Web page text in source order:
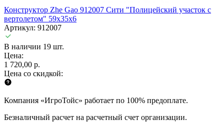
Конструктор Zhe Gao 912007 Сити "Полицейский участок с
вертолетом" 59х35х6
Артикул: 912007
В наличии 19 шт.
Цена:
1 720,00 р.
Цена со скидкой:
Компания «ИгроТойс» работает по 100% предоплате.
Безналичный расчет на расчетный счет организации.